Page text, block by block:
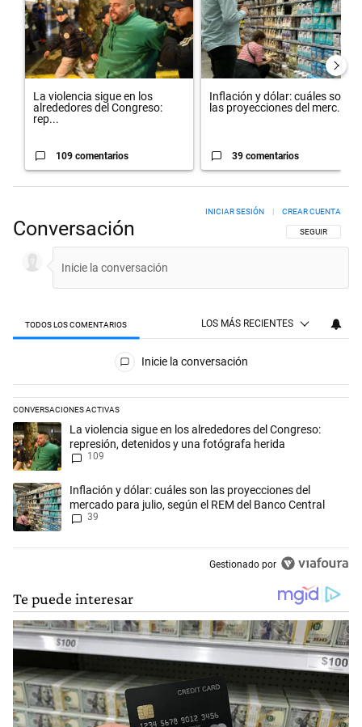
La violencia sigue en los
alrededores del Congreso:
rep...
109 comentarios
Inflación y dólar: cuáles son
las proyecciones del merc...
39 comentarios
Conversación SIGA ESTA
SEGUIR
INICIAR SESIÓN CREAR CUENTA
TODOS LOS COMENTARIOS LOS MÁS RECIENTES
Todos los comentarios
Inicie la conversación
CONVERSACIONES ACTIVAS
Este listado muestra los artículos con más comentarios en los
Un artículo de tendencia con el título "La violencia sigue en los
La violencia sigue en los alrededores del Congreso:
represión, detenidos y una fotógrafa herida
109
Un artículo de tendencia con el título "Inflación y dólar: cuáles son
Inflación y dólar: cuáles son las proyecciones del
mercado para julio, según el REM del Banco Central
39
Gestionado por